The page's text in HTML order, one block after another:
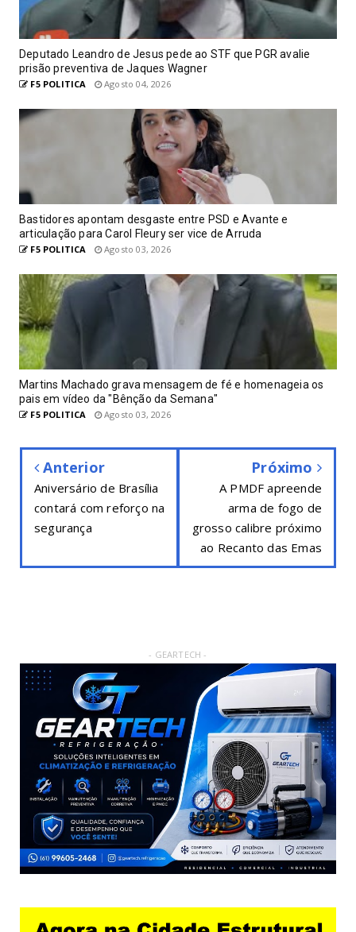
Deputado Leandro de Jesus pede ao STF que PGR avalie
prisão preventiva de Jaques Wagner
F5 POLITICA Agosto 04, 2026
Bastidores apontam desgaste entre PSD e Avante e
articulação para Carol Fleury ser vice de Arruda
F5 POLITICA Agosto 03, 2026
Martins Machado grava mensagem de fé e homenageia os
pais em vídeo da "Bênção da Semana"
F5 POLITICA Agosto 03, 2026
Anterior
Aniversário de Brasília
contará com reforço na
segurança
Próximo
A PMDF apreende
arma de fogo de
grosso calibre próximo
ao Recanto das Emas
- GEARTECH -